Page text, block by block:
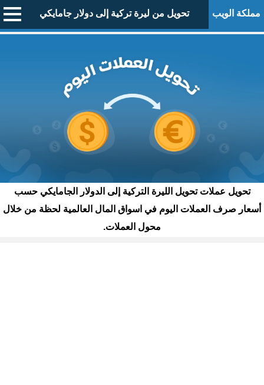
مملكة الويب تحويل من ليرة تركية إلى دولار جامايكي
تحويل عملات تحويل الليرة التركية إلى الدولار الجامايكي حسب
أسعار صرف العملات اليوم في اسواق المال العالمية لحظة من خلال
محول العملات.